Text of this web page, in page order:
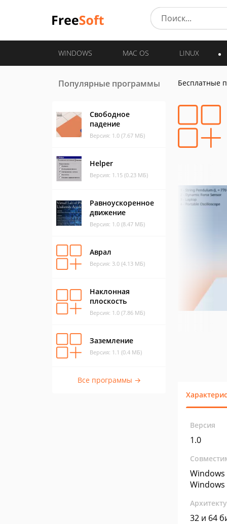
WINDOWS MAC OS LINUX
Популярные программы
Свободное
падение
Версия: 1.0 (7.67 МБ)
Helper
Версия: 1.15 (0.23 МБ)
Равноускоренное
движение
Версия: 1.0 (8.47 МБ)
Аврал
Версия: 3.0 (4.13 МБ)
Наклонная
плоскость
Версия: 1.0 (7.86 МБ)
Заземление
Версия: 1.1 (0.4 МБ)
Все программы →
Бесплатные
Версия
1.0
Windows
Windows
32 и 64